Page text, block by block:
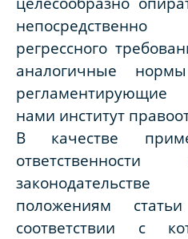
регрессного
аналогичные нормы
нами институт
В качестве
положениям
соответствии с